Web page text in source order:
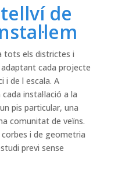
de
tots els districtes i
cada projecte
i de l escala. A
instal·lació a la
pis particular, una
comunitat de veïns.
i de geometria
previ sense